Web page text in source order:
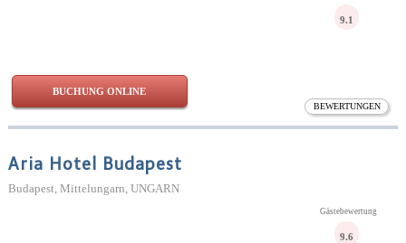
BEWERTUNGEN
9.1
BUCHUNG ONLINE
Aria Hotel Budapest
Budapest, Mittelungarn, UNGARN
Gästebewertung
9.6